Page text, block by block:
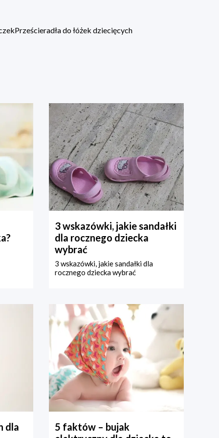
Prześcieradła do łóżek dziecięcych
3 wskazówki, jakie sandałki
dla rocznego dziecka
wybrać
3 wskazówki, jakie sandałki dla
rocznego dziecka wybrać
dla
5 faktów – bujak